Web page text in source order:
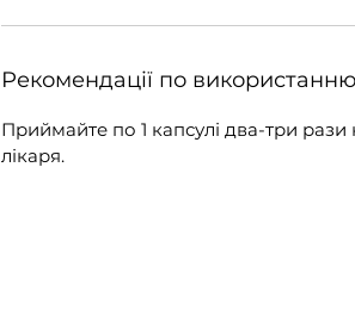
Рекомендації по використанню
Приймайте по 1 капсулі два-три
лікаря.